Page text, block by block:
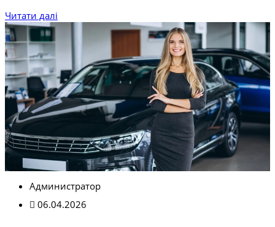
Читати далі
Администратор
06.04.2026